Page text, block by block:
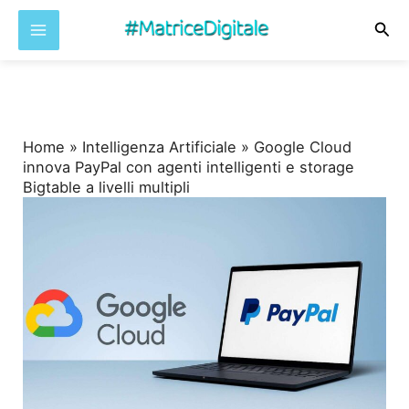
Home » Intelligenza Artificiale » Google Cloud
innova PayPal con agenti intelligenti e storage
Bigtable a livelli multipli